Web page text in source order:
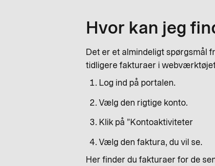
Hvor kan jeg
Det er et almindeligt spørgsmål
tidligere fakturaer i
Log ind på portalen.
Vælg den rigtige konto.
Klik på ”Kontoaktiviteter
Vælg den faktura, du vil se.
Her finder du fakturaer for de